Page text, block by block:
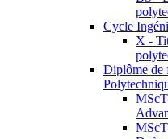
Cycle
X -
Diplôme de